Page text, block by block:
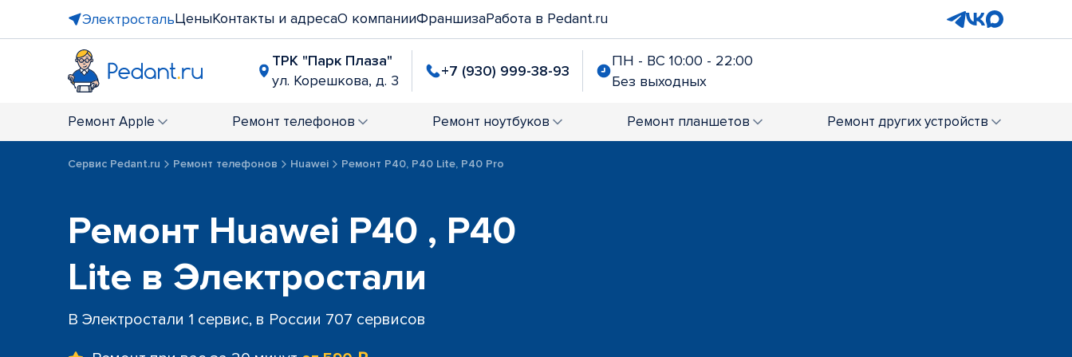
ЭлектростальЦеныКонтакты и адресаО компанииФраншизаРабота в Pedant.ru
ТРК "Парк Плаза"
ул. Корешкова, д. 3
+7 (930) 999-38-93
ПН - ВС 10:00 - 22:00
Без выходных
Ремонт Apple Ремонт телефонов Ремонт ноутбуков Ремонт планшетов Ремонт других устройств
Сервис Pedant.ru Ремонт телефонов Huawei Ремонт P40, P40 Lite, P40 Pro
Ремонт Huawei P40 , P40
Lite в Электростали
В Электростали 1 сервис, в России 707 сервисов